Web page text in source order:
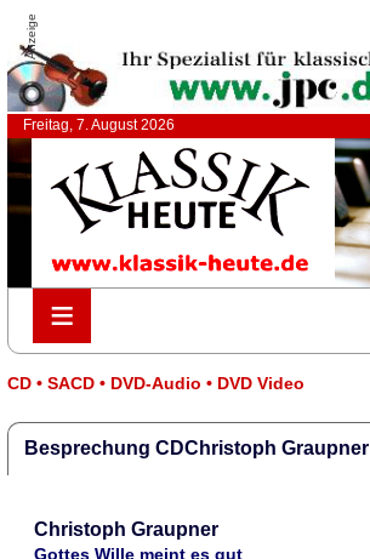
Anzeige
Freitag, 7. August 2026
≡
≡
CD • SACD • DVD-Audio • DVD Video
Besprechung CDChristoph Graupner
Christoph Graupner
Gottes Wille meint es gut